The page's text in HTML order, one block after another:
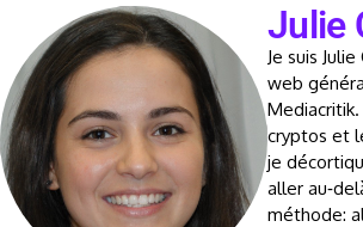
Julie
Je suis
web
cryptos et
je
aller
méthode: